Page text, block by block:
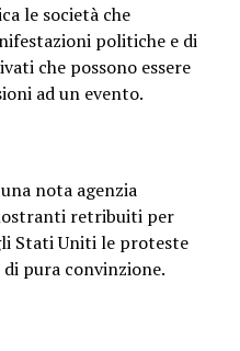
le società che
politiche e di
che possono essere
ad un evento.
nota agenzia
retribuiti per
Stati Uniti le proteste
pura convinzione.